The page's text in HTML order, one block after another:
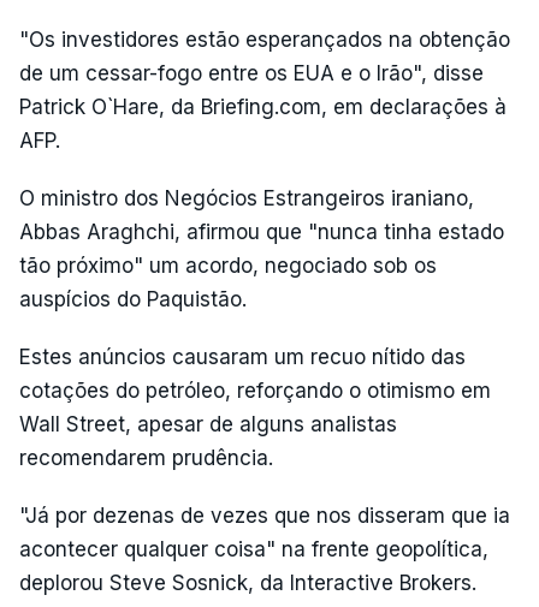
"Os investidores estão esperançados na obtenção
de um cessar-fogo entre os EUA e o Irão", disse
Patrick O`Hare, da Briefing.com, em declarações à
AFP.
O ministro dos Negócios Estrangeiros iraniano,
Abbas Araghchi, afirmou que "nunca tinha estado
tão próximo" um acordo, negociado sob os
auspícios do Paquistão.
Estes anúncios causaram um recuo nítido das
cotações do petróleo, reforçando o otimismo em
Wall Street, apesar de alguns analistas
recomendarem prudência.
"Já por dezenas de vezes que nos disseram que ia
acontecer qualquer coisa" na frente geopolítica,
deplorou Steve Sosnick, da Interactive Brokers.